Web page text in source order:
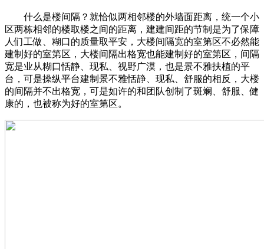
什么是楼间隔？就恰似两相邻楼的外墙面距离，统一个小
区两栋相邻的楼取楼之间的距离，建建间距的节制是为了保障
人们工做、糊口的质量取平安，大楼间隔宽的室第区不必然能
建制好的室第区，大楼间隔出格宽也能建制好的室第区，间隔
宽是业从糊口恬静、现私、视野广漠，也是景不雅扶植的平
台，可是操纵平台建制景不雅恬静、现私、舒服的相反，大楼
的间隔并不出格宽，可是如许的和团队创制了斑斓、舒服、健
康的，也被称为好的室第区。